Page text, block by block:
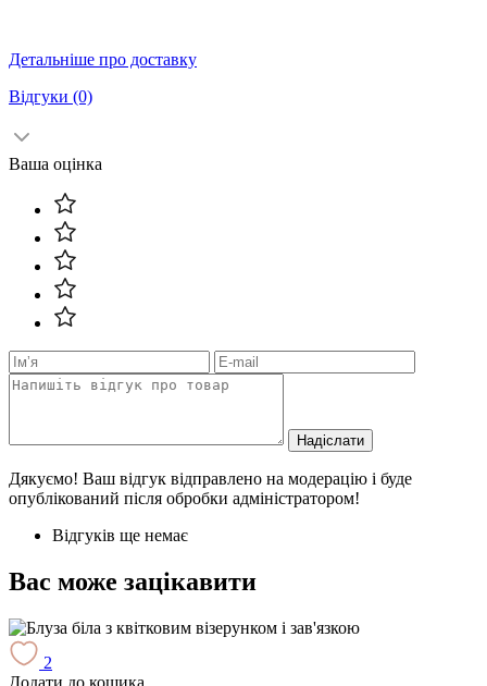
Детальніше про доставку
Відгуки (0)
Ваша оцінка
Надіслати
Дякуємо! Ваш відгук відправлено на модерацію і буде
опублікований після обробки адміністратором!
Відгуків ще немає
Вас може зацікавити
2
Додати до кошика